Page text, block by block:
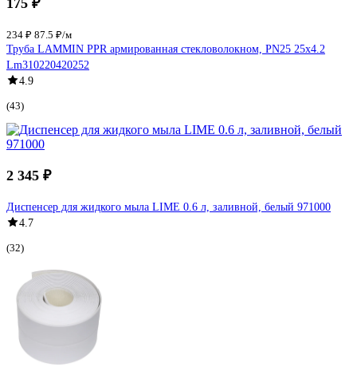
234 ₽ 87.5 ₽/м
Труба LAMMIN PPR армированная стекловолокном, PN25 25х4.2
Lm310220420252
4.9
(43)
2 345 ₽
Диспенсер для жидкого мыла LIME 0.6 л, заливной, белый 971000
4.7
(32)